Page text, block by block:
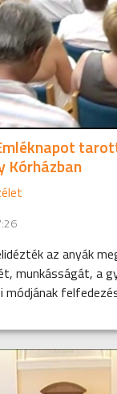
Kórházban
az anyák
munkásságát, a
módjának